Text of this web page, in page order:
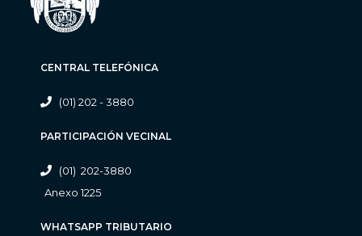
CENTRAL TELEFÓNICA
(01) 202 - 3880
PARTICIPACIÓN VECINAL
(01) 202-3880
Anexo 1225
WHATSAPP TRIBUTARIO